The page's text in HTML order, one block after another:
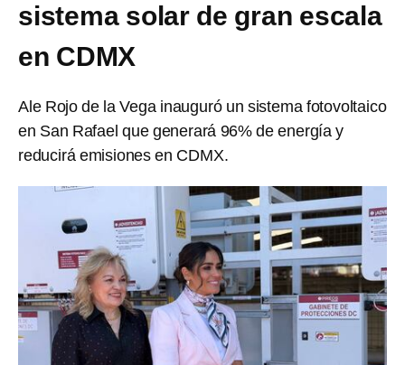
sistema solar de gran escala
en CDMX
Ale Rojo de la Vega inauguró un sistema fotovoltaico
en San Rafael que generará 96% de energía y
reducirá emisiones en CDMX.